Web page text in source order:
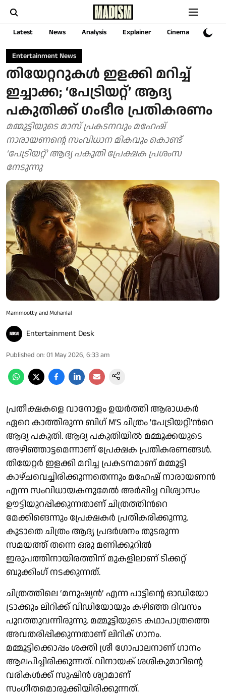
Latest News Analysis Explainer Cinema Sports
Entertainment News
തിയേറ്ററുകൾ ഇളക്കി മറിച്ച്
ഇച്ചാക്ക; ‘പേട്രിയറ്റ്’ ആദ്യ
പകുതിക്ക് ഗംഭീര പ്രതികരണം
മമ്മൂട്ടിയുടെ മാസ് പ്രകടനവും മഹേഷ്
നാരായണന്റെ സംവിധാന മികവും കൊണ്ട്
‘പേട്രിയറ്റ്’ ആദ്യ പകുതി പ്രേക്ഷക പ്രശംസ
നേടുന്നു
Mammootty and Mohanlal
Entertainment Desk
Published on: 01 May 2026, 6:33 am
പ്രതീക്ഷകളെ വാനോളം ഉയർത്തി ആരാധകർ
ഏറെ കാത്തിരുന്ന ബിഗ് M'S ചിത്രം 'പേട്രിയറ്റി'ന്‍റെ
ആദ്യ പകുതി. ആദ്യ പകുതിയിൽ മമ്മൂക്കയുടെ
അഴിഞ്ഞാട്ടമെന്നാണ് പ്രേക്ഷക പ്രതികരണങ്ങൾ.
തിയേറ്റർ ഇളക്കി മറിച്ച പ്രകടനമാണ് മമ്മൂട്ടി
കാഴ്ചവെച്ചിരിക്കുന്നതെന്നും മഹേഷ് നാരായണൻ
എന്ന സംവിധായകനുമേൽ അർപ്പിച്ച വിശ്വാസം
ഊട്ടിയുറപ്പിക്കുന്നതാണ് ചിത്രത്തിന്‍റെ
മേക്കിങെന്നും പ്രേക്ഷകർ പ്രതികരിക്കുന്നു.
കൂടാതെ ചിത്രം ആദ്യ പ്രദർശനം തുടരുന്ന
സമയത്ത് തന്നെ ഒരു മണിക്കൂറിൽ
ഇരുപത്തിനായിരത്തിന് മുകളിലാണ് ടിക്കറ്റ്
ബുക്കിംഗ് നടക്കുന്നത്.
ചിത്രത്തിലെ ‘മനുഷ്യൻ’ എന്ന പാട്ടിന്റെ ഓഡിയോ
ട്രാക്കും ലിറിക്ക് വിഡിയോയും കഴിഞ്ഞ ദിവസം
പുറത്തുവന്നിരുന്നു. മമ്മൂട്ടിയുടെ കഥാപാത്രത്തെ
അവതരിപ്പിക്കുന്നതാണ് ലിറിക് ഗാനം.
മമ്മൂട്ടിക്കൊപ്പം ശക്തി ശ്രീ ഗോപാലനാണ് ഗാനം
ആലപിച്ചിരിക്കുന്നത്. വിനായക് ശശികുമാറിന്റെ
വരികൾക്ക് സുഷിൻ ശ്യാമാണ്
സംഗീതമൊരുക്കിയിരിക്കുന്നത്.